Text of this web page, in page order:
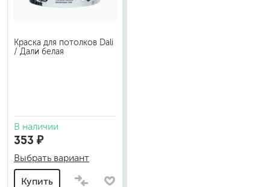
Краска для потолков Dali
/ Дали белая
В наличии
353 ₽
Выбрать вариант
Купить